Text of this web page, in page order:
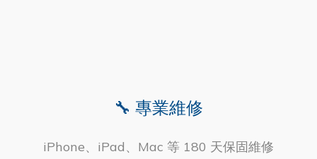
🔧 專業維修
iPhone、iPad、Mac 等 180 天保固維修